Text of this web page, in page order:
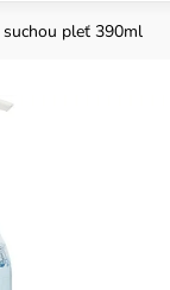
pleť 390ml